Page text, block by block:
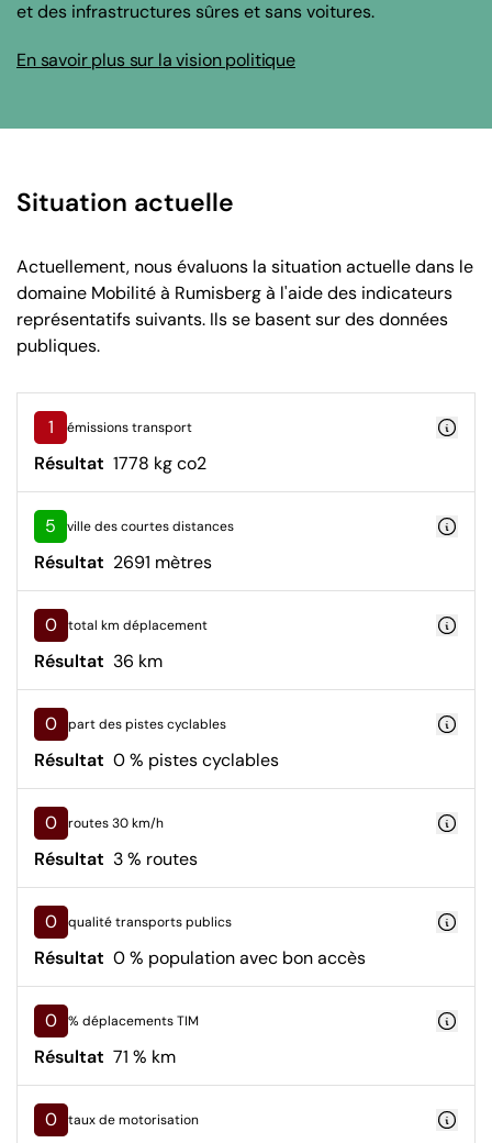
et des infrastructures sûres et sans voitures.
En savoir plus sur la vision politique
Situation actuelle
Actuellement, nous évaluons la situation actuelle dans le
domaine Mobilité à Rumisberg à l'aide des indicateurs
représentatifs suivants. Ils se basent sur des données
publiques.
1 émissions transport
Résultat 1778 kg co2
5 ville des courtes distances
Résultat 2691 mètres
0 total km déplacement
Résultat 36 km
0 part des pistes cyclables
Résultat 0 % pistes cyclables
0 routes 30 km/h
Résultat 3 % routes
0 qualité transports publics
Résultat 0 % population avec bon accès
0 % déplacements TIM
Résultat 71 % km
0 taux de motorisation